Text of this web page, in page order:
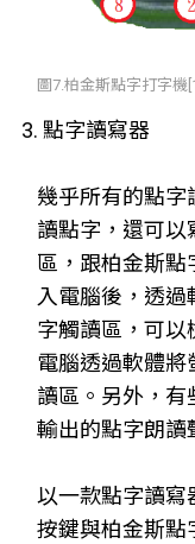
圖7.柏金斯點字打字機
3. 點字讀寫器
幾乎所有的點字
讀點字，還可以
區，跟柏金斯點
入電腦後，透過
字觸讀區，可以
電腦透過軟體將
讀區。另外，有
輸出的點字朗讀
以一款點字讀寫
按鍵與柏金斯點